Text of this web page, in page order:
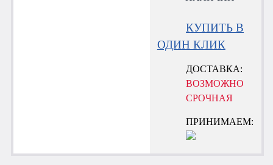
КУПИТЬ В
ОДИН КЛИК
ДОСТАВКА:
ВОЗМОЖНО
СРОЧНАЯ
ПРИНИМАЕМ: